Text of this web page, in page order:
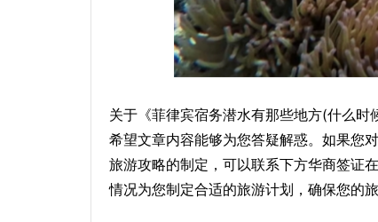
关于《菲律宾宿务潜水有那些地方(什么时
希望文章内容能够为您答疑解惑。如果您
旅游攻略的制定，可以联系下方华商签证
情况为您制定合适的旅游计划，确保您的